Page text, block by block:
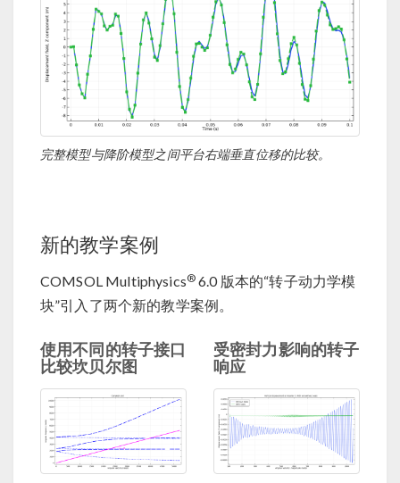
完整模型与降阶模型之间平台右端垂直位移的比较。
新的教学案例
COMSOL Multiphysics® 6.0 版本的“转子动力学模
块”引入了两个新的教学案例。
使用不同的转子接口
比较坎贝尔图
受密封力影响的转子
响应